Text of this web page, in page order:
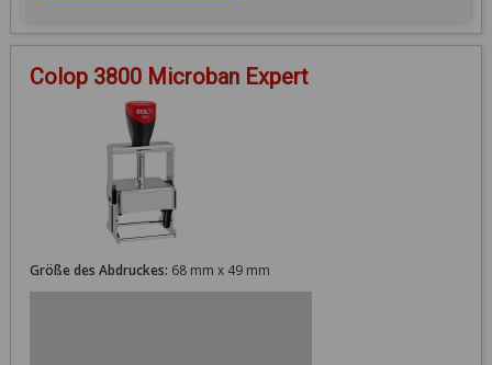
Colop 3800 Microban Expert
Größe des Abdruckes: 68 mm x 49 mm